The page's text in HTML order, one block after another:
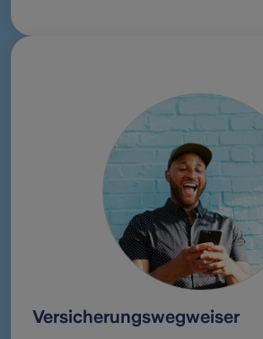
Versicherungswegweiser